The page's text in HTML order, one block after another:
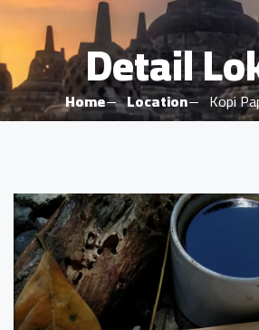
Detail
Home Location Kopi